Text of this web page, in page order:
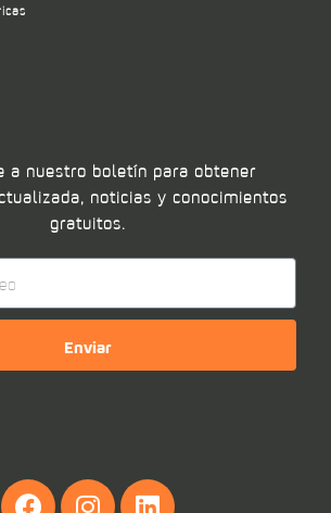
a nuestro boletín para obtener
noticias y conocimientos
gratuitos.
Enviar